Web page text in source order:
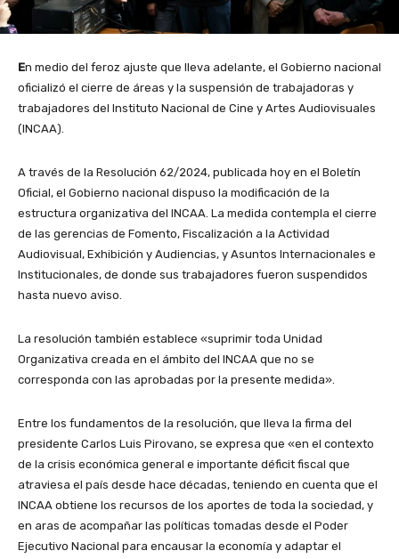
En medio del feroz ajuste que lleva adelante, el Gobierno nacional
oficializó el cierre de áreas y la suspensión de trabajadoras y
trabajadores del Instituto Nacional de Cine y Artes Audiovisuales
(INCAA).
A través de la Resolución 62/2024, publicada hoy en el Boletín
Oficial, el Gobierno nacional dispuso la modificación de la
estructura organizativa del INCAA. La medida contempla el cierre
de las gerencias de Fomento, Fiscalización a la Actividad
Audiovisual, Exhibición y Audiencias, y Asuntos Internacionales e
Institucionales, de donde sus trabajadores fueron suspendidos
hasta nuevo aviso.
La resolución también establece «suprimir toda Unidad
Organizativa creada en el ámbito del INCAA que no se
corresponda con las aprobadas por la presente medida».
Entre los fundamentos de la resolución, que lleva la firma del
presidente Carlos Luis Pirovano, se expresa que «en el contexto
de la crisis económica general e importante déficit fiscal que
atraviesa el país desde hace décadas, teniendo en cuenta que el
INCAA obtiene los recursos de los aportes de toda la sociedad, y
en aras de acompañar las políticas tomadas desde el Poder
Ejecutivo Nacional para encausar la economía y adaptar el